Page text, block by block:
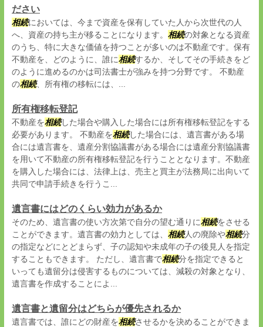
ださい
相続においては、今まで資産を保有していた人から次世代の人
へ、資産の持ち主が移ることになります。 相続の対象となる資産
のうち、特に大きな価値を持つことが多いのは不動産です。保有
不動産を、どのように、誰に相続するか、そしてその手続きをど
のように進めるのかは司法書士が強みを持つ分野です。 不動産
の相続、所有権の移転には、...
所有権移転登記
不動産を相続した場合や購入した場合には所有権移転登記をする
必要があります。 不動産を相続した場合には、遺言書がある場
合には遺言書を、遺産分割協議書がある場合には遺産分割協議書
を用いて不動産の所有権移転登記を行うこととなります。不動産
を購入した場合には、法律上は、売主と買主が法務局に出向いて
共同で申請手続きを行うこ...
遺言書にはどのくらい効力があるか
そのため、遺言書の使い方次第で自分の望む通りに相続をさせる
ことができます。遺言書の効力としては、 相続人の廃除や相続分
の指定などにとどまらず、子の認知や未成年の子の後見人を指定
することもできます。 ただし、遺言書で相続分を指定できると
いっても遺留分は侵害するものについては、減殺の対象となり、
遺言書を作成することによ...
遺言書と遺留分はどちらが優先されるか
遺言書では、誰にどの財産を相続させるかを決めることができま